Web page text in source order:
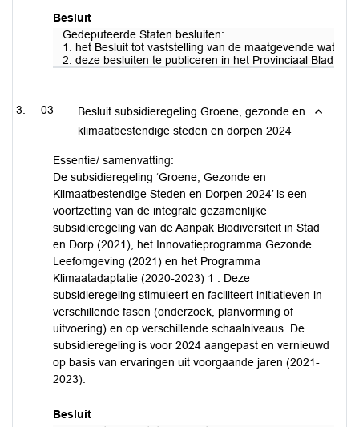
Besluit
Gedeputeerde Staten besluiten:
1. het Besluit tot vaststelling van de maatgevende
2. deze besluiten te publiceren in het Provinciaal Blad.
03
Besluit subsidieregeling Groene, gezonde en
klimaatbestendige steden en dorpen 2024
Essentie/ samenvatting:
De subsidieregeling ‘Groene, Gezonde en
Klimaatbestendige Steden en Dorpen 2024’ is een
voortzetting van de integrale gezamenlijke
subsidieregeling van de Aanpak Biodiversiteit in Stad
en Dorp (2021), het Innovatieprogramma Gezonde
Leefomgeving (2021) en het Programma
Klimaatadaptatie (2020-2023) 1 . Deze
subsidieregeling stimuleert en faciliteert initiatieven in
verschillende fasen (onderzoek, planvorming of
uitvoering) en op verschillende schaalniveaus. De
subsidieregeling is voor 2024 aangepast en vernieuwd
op basis van ervaringen uit voorgaande jaren (2021-
2023).
Besluit